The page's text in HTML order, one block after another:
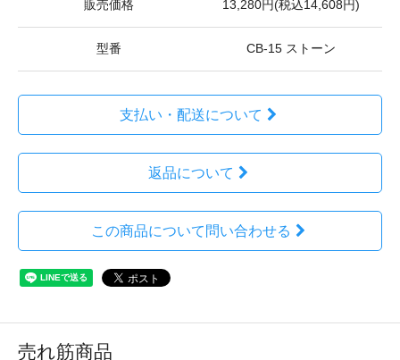
販売価格 13,280円(税込14,608円)
型番 CB-15 ストーン
支払い・配送について
返品について
この商品について問い合わせる
売れ筋商品